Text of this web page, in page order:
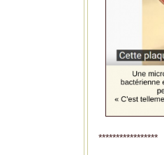
*****************